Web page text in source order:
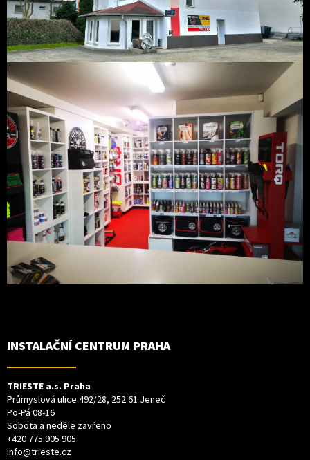
INSTALAČNÍ CENTRUM PRAHA
TRIESTE a.s. Praha
Průmyslová ulice 492/28, 252 61 Jeneč
Po-Pá 08-16
Sobota a neděle zavřeno
+420 775 905 905
info@trieste.cz